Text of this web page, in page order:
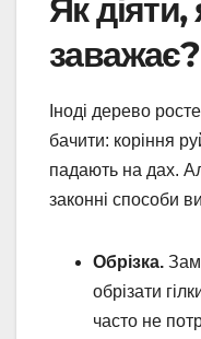
Як
заважає?
Іноді дерево
бачити: коріння
падають на дах.
законні способи
Обрізка.
обрізати
часто не